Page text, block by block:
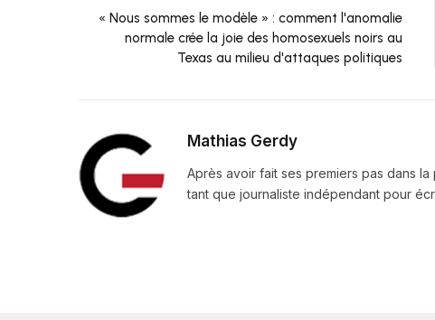
« Nous sommes le modèle » : comment l'anomalie
normale crée la joie des homosexuels noirs au
Texas au milieu d'attaques politiques
Mathias Gerdy
Après avoir fait ses premiers pas dans
tant que journaliste indépendant pour